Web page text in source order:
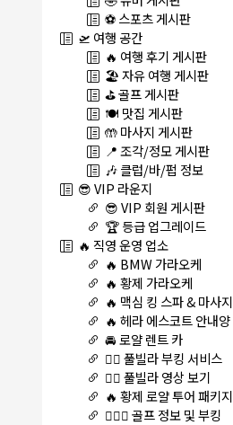
⚽ 스포츠 게시판
🛫 여행 공간
🔥 여행 후기 게시판
🏖️ 자유 여행 게시판
⛳ 골프 게시판
🍽️ 맛집 게시판
🤲 마사지 게시판
📍 조각/정모 게시판
🎶 클럽/바/펍 정보
😎 VIP 라운지
😎 VIP 회원 게시판
🏆 등급 업그레이드
🔥 직영 운영 업소
🔥 BMW 가라오케
🔥 황제 가라오케
🔥 맥심 킹 스파 & 마사지
🔥 헤라 에스코트 안내양
🚘 로얄 렌트 카
🏊‍♀️ 풀빌라 부킹 서비스
🏊‍♀️ 풀빌라 영상 보기
🔥 황제 로얄 투어 패키지
🏌🏻‍♂️ 골프 정보 및 부킹